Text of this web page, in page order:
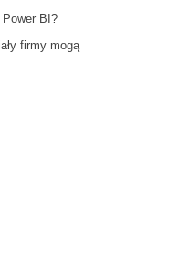
BI?
firmy mogą